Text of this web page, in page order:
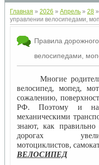
Главная » 2026 » Апрель » 28»
управлении велосипедами,
Правила
велосипедами,
Многие
велосипед, мопед,
сожалению,
РФ. Поэтому и
механическими
знают, как
дорогах
мотоциклистов,
ВЕЛОСИПЕД